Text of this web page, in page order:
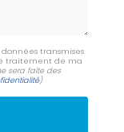
transmises
traitement de ma
sera faite des
)